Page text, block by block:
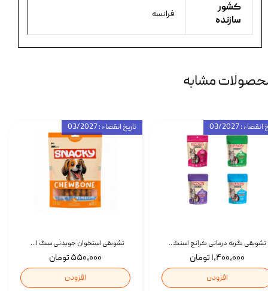
کشور
سازنده
فرانسه
مشابه
تشویقی استخوان جویدنی سگ اسنکی کرانچی با طعم مرغ Snacky Crunchy Munchy وزن 100 گرم
۵۵۰,۰۰۰ تومان
افزودن
تاریخ انقضاء : 03/2027
تشویقی گربه درمانی کرانچ اسنکی با طعم میکس Snacky Crunch Cat Treats وزن 60 گرم بسته 4 عددی
۱,۴۰۰,۰۰۰ تومان
افزودن
: 03/2027